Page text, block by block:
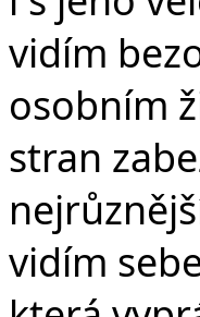
vidím
osobním
stran
vidím